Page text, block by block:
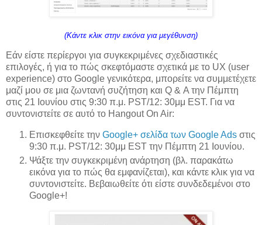
(Κάντε κλικ στην εικόνα για μεγέθυνση)
Εάν είστε περίεργοι για συγκεκριμένες σχεδιαστικές
επιλογές, ή για το πώς σκεφτόμαστε σχετικά με το UX (user
experience) στο Google γενικότερα, μπορείτε να συμμετέχετε
μαζί μου σε μια ζωντανή συζήτηση και Q & Α την Πέμπτη
στις 21 Ιουνίου στις 9:30 π.μ. PST/12: 30μμ EST. Για να
συντονιστείτε σε αυτό το Hangout On Air:
Επισκεφθείτε την Google+ σελίδα των Google Ads στις
9:30 π.μ. PST/12: 30μμ EST την Πέμπτη 21 Ιουνίου.
Ψάξτε την συγκεκριμένη ανάρτηση (βλ. παρακάτω
εικόνα για το πώς θα εμφανίζεται), και κάντε κλικ για να
συντονιστείτε. Βεβαιωθείτε ότι είστε συνδεδεμένοι στο
Google+!